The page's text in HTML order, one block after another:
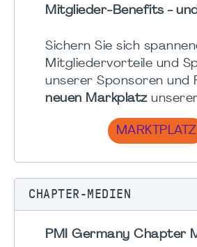
Mitglieder-Benefits -
Sichern Sie sich
Mitgliedervorteile und
unserer Sponsoren und
neuen Markplatz
MARKTPLATZ
CHAPTER-MEDIEN
PMI Germany Chapter